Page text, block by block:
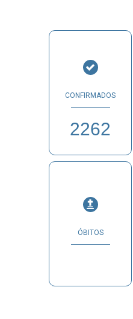
CONFIRMADOS
2262
ÓBITOS